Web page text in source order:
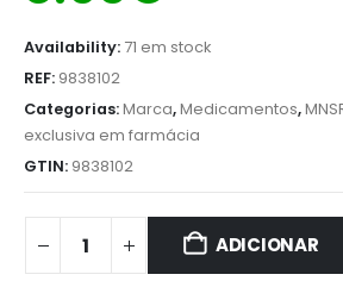
Availability: 71 em stock
REF: 9838102
Categorias:Marca,Medicamentos,
exclusiva em farmácia
GTIN: 9838102
ADICIONAR